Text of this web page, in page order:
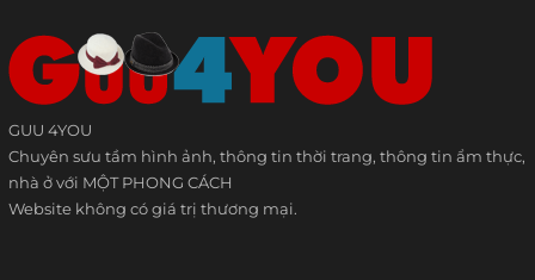
GUU 4YOU
Chuyên sưu tầm hình ảnh, thông tin thời trang, thông tin ẩm thực,
nhà ở với MỘT PHONG CÁCH
Website không có giá trị thương mại.